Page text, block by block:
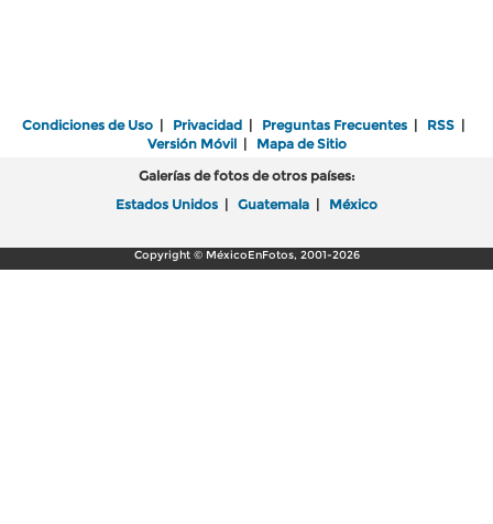
Condiciones de Uso | Privacidad | Preguntas Frecuentes | RSS |
Versión Móvil| Mapa de Sitio
Galerías de fotos de otros países:
Estados Unidos | Guatemala | México
Copyright © MéxicoEnFotos, 2001-2026